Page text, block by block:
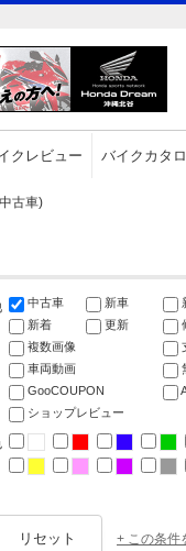
クレビュー バイクカタ
古車)
中古車 新車
新着
更新
複数画像
車両動画
GooCOUPON
ショップレビュー
+ この条件